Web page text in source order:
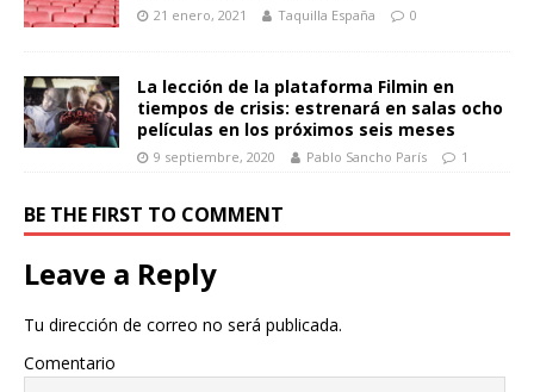
21 enero, 2021 Taquilla España 0
La lección de la plataforma Filmin en
tiempos de crisis: estrenará en salas ocho
películas en los próximos seis meses
9 septiembre, 2020 Pablo Sancho París 1
BE THE FIRST TO COMMENT
Leave a Reply
Tu dirección de correo no será publicada.
Comentario